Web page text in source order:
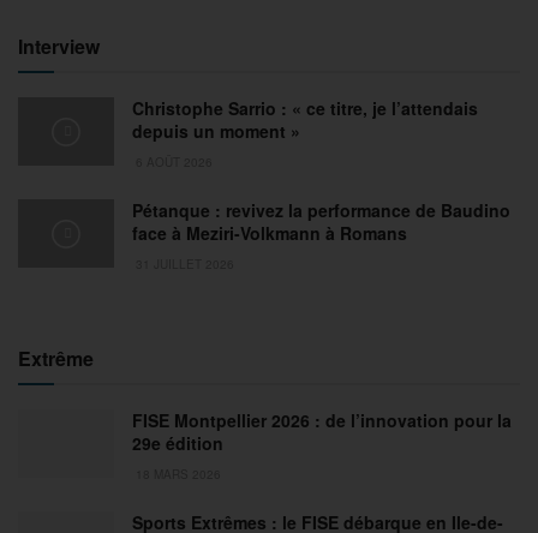
Interview
Christophe Sarrio : « ce titre, je l’attendais
depuis un moment »
Pétanque : revivez la performance de Baudino
face à Meziri-Volkmann à Romans
Extrême
FISE Montpellier 2026 : de l’innovation pour la
29e édition
Sports Extrêmes : le FISE débarque en Ile-de-